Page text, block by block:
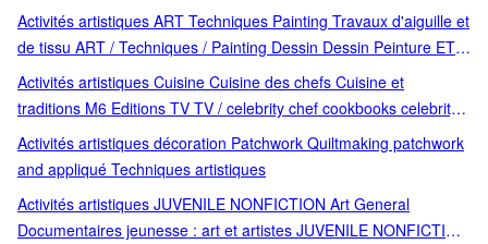
aventure; fantastique Children's / Teenage fiction: Action and
adventure stories Children's / Teenage fiction: Fantasy Children's
/ Teenage fiction: Horror and ghost stories Children
Fantasy Teenage fiction: Horror and ghost stories chillers 12 ans
et + Action; Zombies; Paranormal; Livre-jeu; Roman interactif;
frissons Children's / Teenage fiction: Action and adventure stories
Children's / Teenage fiction: Fantasy Children's / Teenage fiction:
Horror and ghost stories Children's / Teenage
Activités artistiques ART Techniques Painting Travaux d'aiguille et
de tissu ART / Techniques / Painting Dessin Dessin Peinture ET
SI J APPRENAIS drawing and art manuals Techniques artistiques
Activités artistiques Cuisine Cuisine des chefs Cuisine et
traditions M6 Editions TV TV / celebrity chef cookbooks celebrity
chef cookbooks
Activités artistiques décoration Patchwork Quiltmaking patchwork
and appliqué Techniques artistiques
Activités artistiques JUVENILE NONFICTION Art General
Documentaires jeunesse : art et artistes JUVENILE NONFICTION